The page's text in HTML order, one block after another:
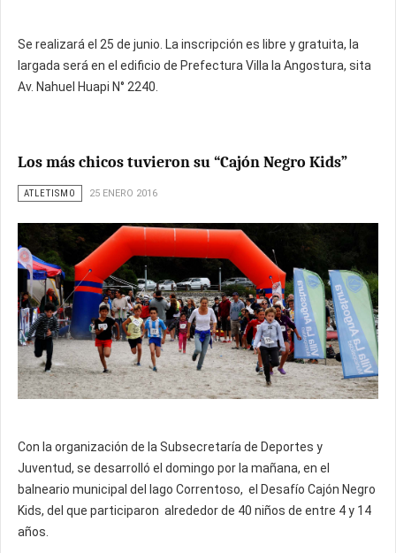
Se realizará el 25 de junio. La inscripción es libre y gratuita, la
largada será en el edificio de Prefectura Villa la Angostura, sita
Av. Nahuel Huapi N° 2240.
Los más chicos tuvieron su “Cajón Negro Kids”
ATLETISMO 25 ENERO 2016
Con la organización de la Subsecretaría de Deportes y
Juventud, se desarrolló el domingo por la mañana, en el
balneario municipal del lago Correntoso, el Desafío Cajón Negro
Kids, del que participaron alrededor de 40 niños de entre 4 y 14
años.